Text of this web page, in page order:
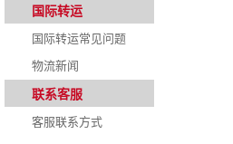
国际转运
国际转运常见问题
物流新闻
联系客服
客服联系方式